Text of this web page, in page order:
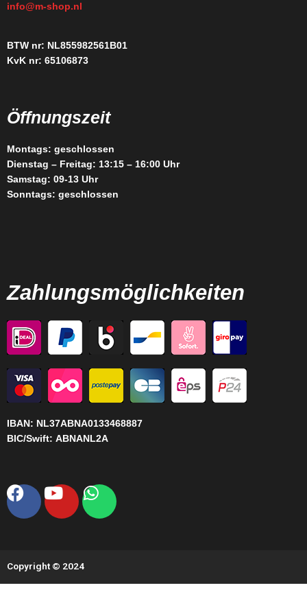
info@m-shop.nl
BTW nr: NL855982561B01
KvK nr: 65106873
Öffnungszeit
Montags: geschlossen
Dienstag – Freitag: 13:15 – 16:00 Uhr
Samstag: 09-13 Uhr
Sonntags: geschlossen
Zahlungsmöglichkeiten
IBAN: NL37ABNA0133468887
BIC/Swift: ABNANL2A
Facebook
YoutubeWhatsapp
Copyright © 2024